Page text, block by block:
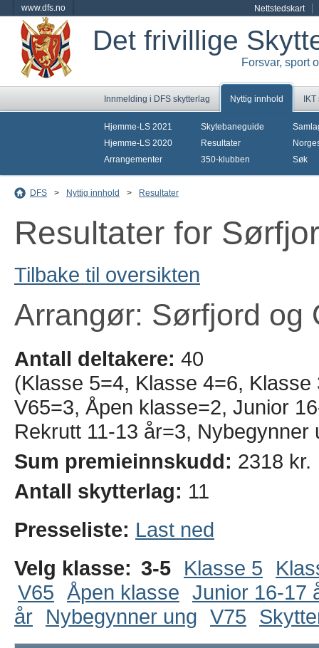
www.dfs.no Nettstedskart
Det frivillige
Forsvar, sport
Innmelding i DFS skytterlag Nyttig innhold
Hjemme-LS 2021
Hjemme-LS 2020
Arrangementer
Skytebaneguide
Resultater
350-klubben
Søk
DFS > Nyttig innhold > Resultater
Resultater for
Tilbake til oversikten
Arrangør: Sørfjord og
Antall deltakere: 40
(Klasse 5=4, Klasse 4=6,
V65=3, Åpen klasse=2, Junior
Rekrutt 11-13 år=3,
Sum premieinnskudd: 2318 kr.
Antall skytterlag: 11
Presseliste: Last ned
Velg klasse: 3-5 Klasse 5
V65 Åpen klasse Junior 16-17
år
Nybegynner ung V75